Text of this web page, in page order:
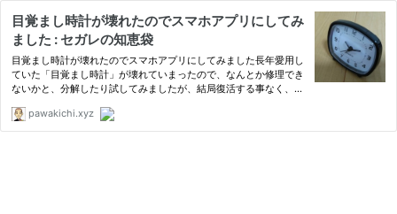
目覚まし時計が壊れたのでスマホアプリにしてみ
ました : セガレの知恵袋
目覚まし時計が壊れたのでスマホアプリにしてみました長年愛用し
ていた「目覚まし時計」が壊れていまったので、なんとか修理でき
ないかと、分解したり試してみましたが、結局復活する事なく、修
タログでタダで
pawakichi.xyz